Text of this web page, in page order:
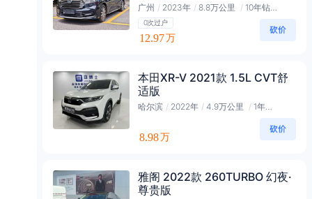
广州 / 2023年 / 8.8万公里 / 10年钻石会员
0次过户
12.97万
本田XR-V 2021款 1.5L CVT舒
适版
哈尔滨 / 2022年 / 4.9万公里 / 1年黄金会员
8.98万
雅阁 2022款 260TURBO 幻夜·
尊贵版